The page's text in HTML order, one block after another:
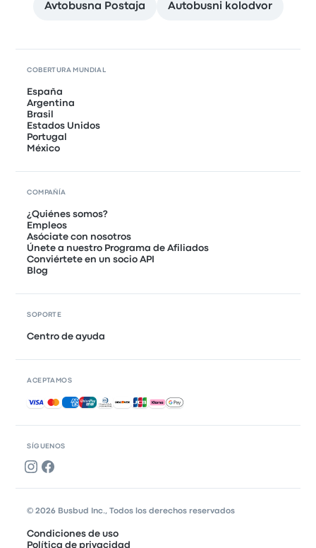
Avtobusna Postaja Autobusni kolodvor
SÍGUENOS
COBERTURA MUNDIAL
España
Argentina
Brasil
Estados Unidos
Portugal
México
COMPAÑÍA
¿Quiénes somos?
Empleos
Asóciate con nosotros
Únete a nuestro Programa de Afiliados
Conviértete en un socio API
Blog
SOPORTE
Centro de ayuda
ACEPTAMOS
Pagos aceptados
© 2026 Busbud Inc., Todos los derechos reservados
Condiciones de uso
Política de privacidad